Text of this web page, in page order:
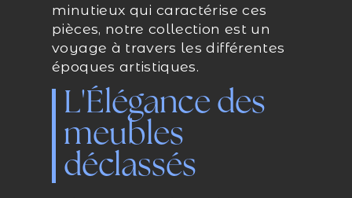
minutieux qui caractérise ces
pièces, notre collection est un
voyage à travers les différentes
époques artistiques.
L'Élégance des
meubles
déclassés